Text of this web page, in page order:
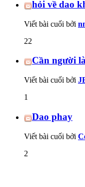
hỏi về dao
Viết bài cuối bởi
22
Cần người
Viết bài cuối bởi
1
Dao phay
Viết bài cuối bởi
2